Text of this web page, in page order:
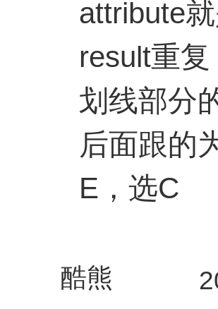
attribute
result重
划线部分
后面跟的
E，选C
酷熊